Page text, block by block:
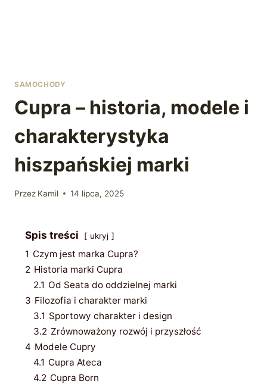
SAMOCHODY
Cupra – historia, modele i
charakterystyka
hiszpańskiej marki
Przez Kamil 14 lipca, 2025
Spis treści ukryj
1 Czym jest marka Cupra?
2 Historia marki Cupra
2.1 Od Seata do oddzielnej marki
3 Filozofia i charakter marki
3.1 Sportowy charakter i design
3.2 Zrównoważony rozwój i przyszłość
4 Modele Cupry
4.1 Cupra Ateca
4.2 Cupra Born